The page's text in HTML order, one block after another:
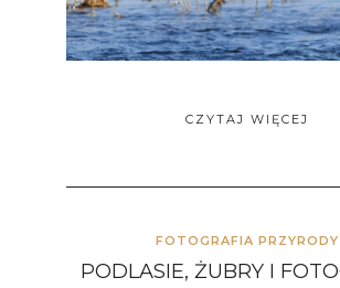
CZYTAJ WIĘCEJ
FOTOGRAFIA PRZYRODY
PODLASIE, ŻUBRY I